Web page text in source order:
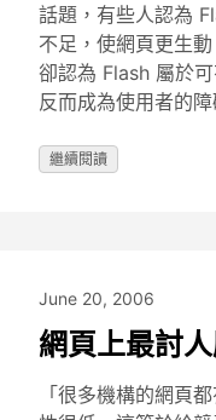
話題，有些人認為
不足，使網頁更生
卻認為 Flash 屬於
反而成為使用者的障
繼續閱讀
June 20, 2006
網頁上最討
「很多機構的網頁